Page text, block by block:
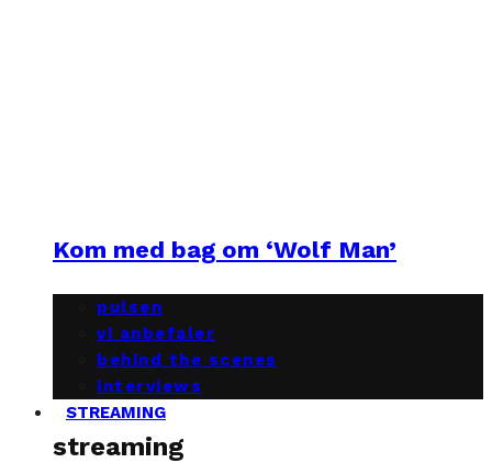
Kom med bag om ‘Wolf Man’
pulsen
vi anbefaler
behind the scenes
interviews
STREAMING
streaming